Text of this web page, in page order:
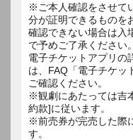
※ご本人確認をさせて
分が証明できるものを
確認できない場合は入
で予めご了承ください。
電子チケットアプリの
は、FAQ「電子チケッ
ご確認ください。
※観劇にあたっては吉
約款]に従います。
※前売券が完売した際
す。